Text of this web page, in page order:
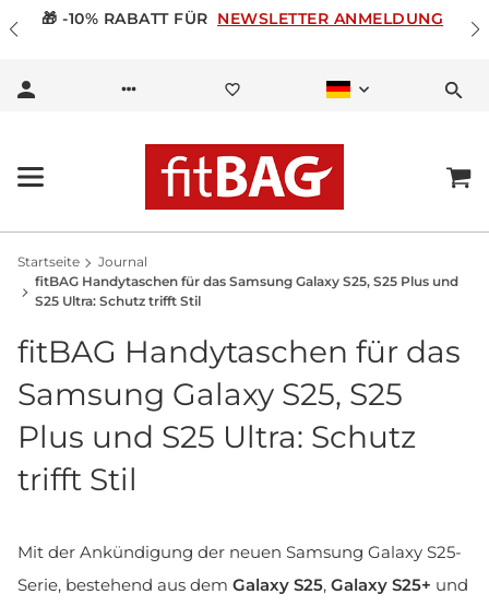
🎁 -10% RABATT FÜR NEWSLETTER ANMELDUNG
Startseite
Journal
fitBAG Handytaschen für das Samsung Galaxy S25, S25 Plus und
S25 Ultra: Schutz trifft Stil
fitBAG Handytaschen für das
Samsung Galaxy S25, S25
Plus und S25 Ultra: Schutz
trifft Stil
Mit der Ankündigung der neuen Samsung Galaxy S25-
Serie, bestehend aus dem Galaxy S25, Galaxy S25+ und